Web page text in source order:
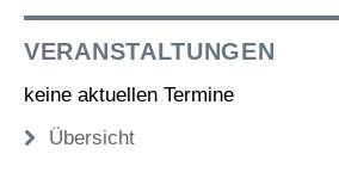
VERANSTALTUNGEN
keine aktuellen Termine
Übersicht